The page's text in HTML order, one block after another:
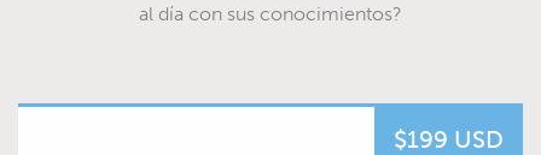
al día con sus conocimientos?
$199 USD